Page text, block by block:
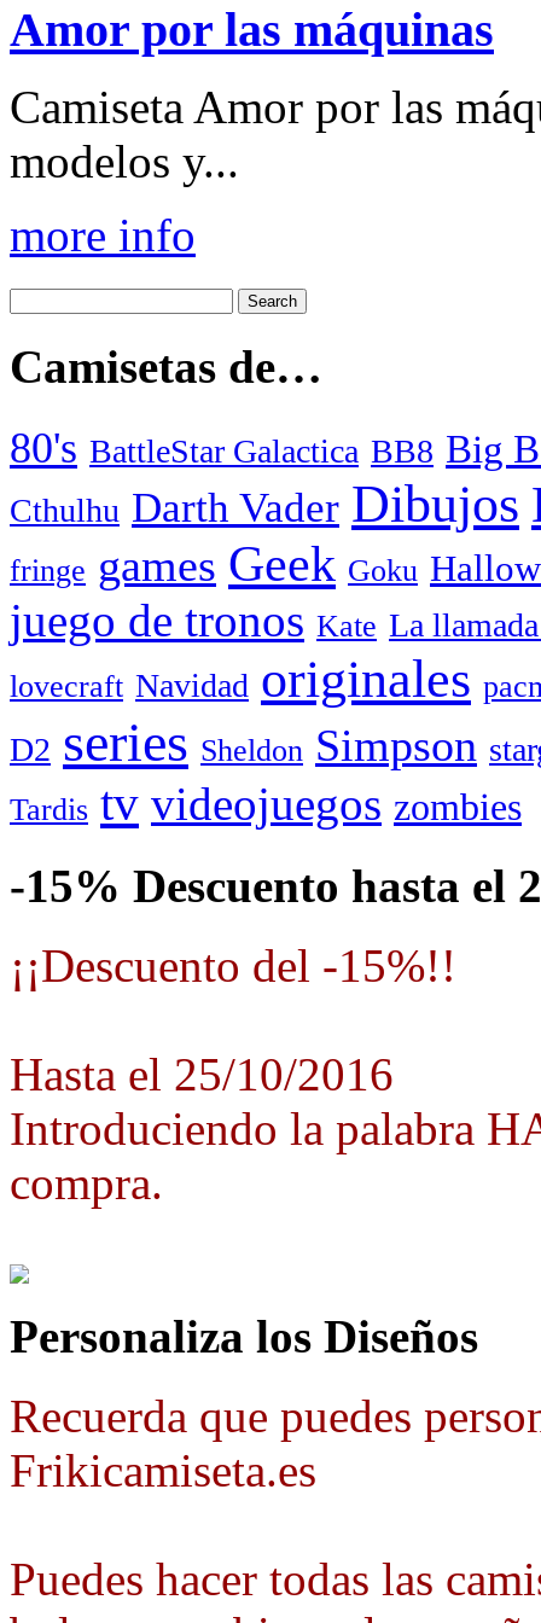
Amor por las máquinas
Camiseta Amor por las
modelos y...
more info
Camisetas de…
80's BattleStar Galactica BB8 Big
Cthulhu Darth Vader Dibujos
fringe games Geek Goku
juego de tronos Kate La
lovecraft Navidad originales
D2 series Sheldon Simpson
Tardis tv videojuegos zombies
-15% Descuento hasta el
¡¡Descuento del -15%!!
Hasta el 25/10/2016
Introduciendo la palabra
compra.
Personaliza los Diseños
Recuerda que puedes
Frikicamiseta.es
Puedes hacer todas las